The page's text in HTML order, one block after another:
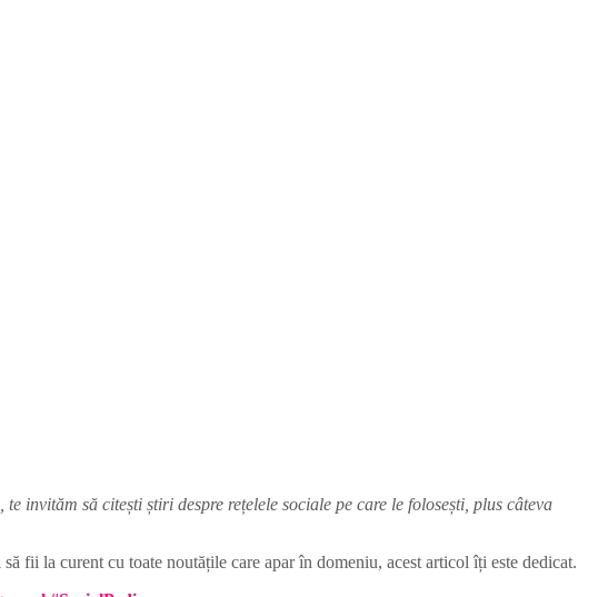
să citești știri despre rețelele sociale pe care le folosești, plus câteva
fii la curent cu toate noutățile care apar în domeniu, acest articol îți este dedicat.